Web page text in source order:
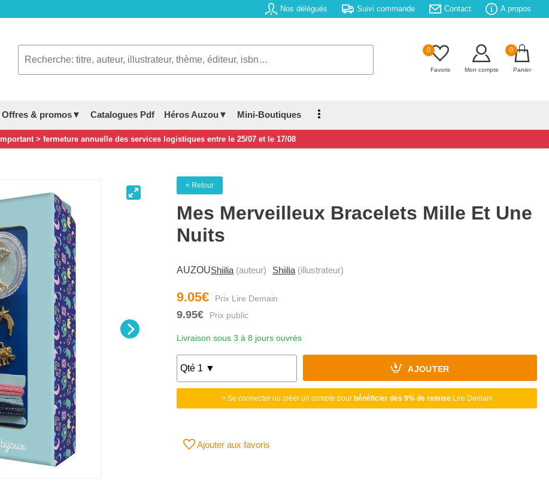
Nos délégués Suivi commande Contact A propos
0
Favoris Mon compte
0
Panier
Offres & promos▼ Catalogues Pdf Héros Auzou▼ Mini-Boutiques
Important > fermeture annuelle des services logistiques entre le 25/07 et le 17/08
< Retour
Mes Merveilleux Bracelets Mille Et Une
Nuits
AUZOUShiilia (auteur) Shiilia (illustrateur)
9.05€
9.95€
Livraison sous 3 à 8 jours ouvrés
AJOUTER
> Se connecter ou créer un compte pour bénéficier des 9% de remiseLire Demain
Ajouter aux favoris